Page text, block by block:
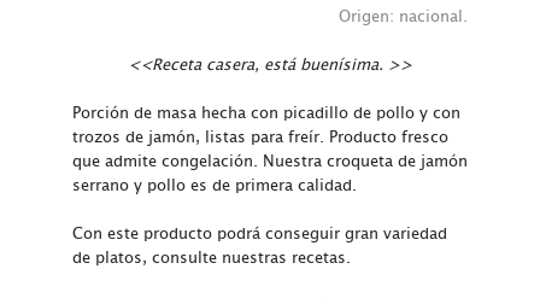
Origen: nacional.
<<Receta casera, está buenísima. >>
Porción de masa hecha con picadillo de pollo y con
trozos de jamón, listas para freír. Producto fresco
que admite congelación. Nuestra croqueta de jamón
serrano y pollo es de primera calidad.
Con este producto podrá conseguir gran variedad
de platos, consulte nuestras recetas.